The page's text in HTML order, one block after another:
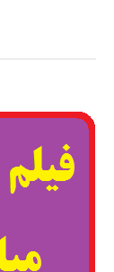
متلب
یادگیر